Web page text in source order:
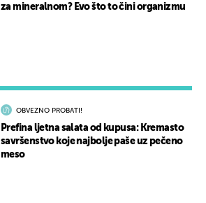
OBVEZNO PROBATI!
Prefina ljetna salata od kupusa: Kremasto
savršenstvo koje najbolje paše uz pečeno
meso
za mineralnom? Evo što to čini organizmu